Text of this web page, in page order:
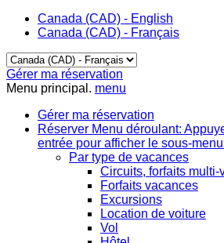
Canada (CAD) - English
Canada (CAD) - Français
Gérer ma réservation
Menu principal. menu
Gérer ma réservation
Réserver Menu déroulant:
entrée pour afficher le sous-
Par type de vacances
Circuits, forfaits multi-
Forfaits vacances
Excursions
Location de voiture
Vol